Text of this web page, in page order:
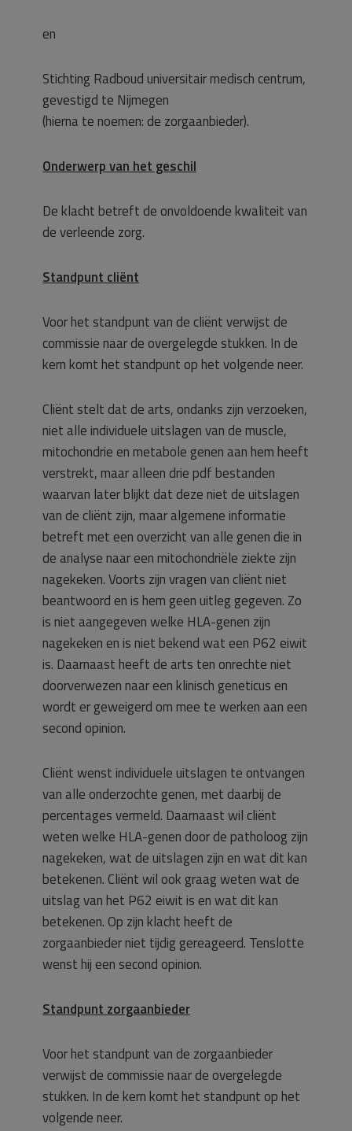
en
Stichting Radboud universitair medisch centrum,
gevestigd te Nijmegen
(hierna te noemen: de zorgaanbieder).
Onderwerp van het geschil
De klacht betreft de onvoldoende kwaliteit van
de verleende zorg.
Standpunt cliënt
Voor het standpunt van de cliënt verwijst de
commissie naar de overgelegde stukken. In de
kern komt het standpunt op het volgende neer.
Cliënt stelt dat de arts, ondanks zijn verzoeken,
niet alle individuele uitslagen van de muscle,
mitochondrie en metabole genen aan hem heeft
verstrekt, maar alleen drie pdf bestanden
waarvan later blijkt dat deze niet de uitslagen
van de cliënt zijn, maar algemene informatie
betreft met een overzicht van alle genen die in
de analyse naar een mitochondriële ziekte zijn
nagekeken. Voorts zijn vragen van cliënt niet
beantwoord en is hem geen uitleg gegeven. Zo
is niet aangegeven welke HLA-genen zijn
nagekeken en is niet bekend wat een P62 eiwit
is. Daarnaast heeft de arts ten onrechte niet
doorverwezen naar een klinisch geneticus en
wordt er geweigerd om mee te werken aan een
second opinion.
Cliënt wenst individuele uitslagen te ontvangen
van alle onderzochte genen, met daarbij de
percentages vermeld. Daarnaast wil cliënt
weten welke HLA-genen door de patholoog zijn
nagekeken, wat de uitslagen zijn en wat dit kan
betekenen. Cliënt wil ook graag weten wat de
uitslag van het P62 eiwit is en wat dit kan
betekenen. Op zijn klacht heeft de
zorgaanbieder niet tijdig gereageerd. Tenslotte
wenst hij een second opinion.
Standpunt zorgaanbieder
Voor het standpunt van de zorgaanbieder
verwijst de commissie naar de overgelegde
stukken. In de kern komt het standpunt op het
volgende neer.